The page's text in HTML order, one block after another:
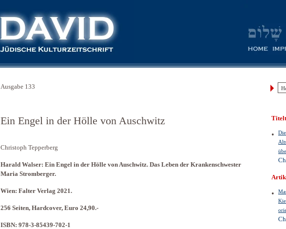
Ausgabe 133
Ein Engel in der Hölle von Auschwitz
Christoph Tepperberg
Harald Walser: Ein Engel in der Hölle von Auschwitz. Das Leben der Krankenschwester
Maria Stromberger.
Wien: Falter Verlag 2021.
256 Seiten, Hardcover, Euro 24,90.-
ISBN: 978-3-85439-702-1